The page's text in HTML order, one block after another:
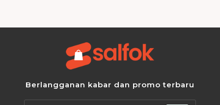
Berlangganan kabar dan promo terbaru